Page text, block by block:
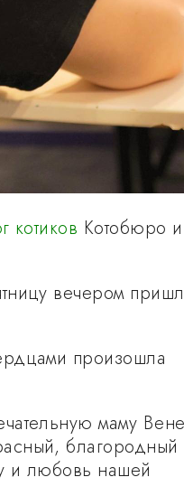
котиков Котобюро и
вечером
произошла
маму
благородный
и любовь нашей